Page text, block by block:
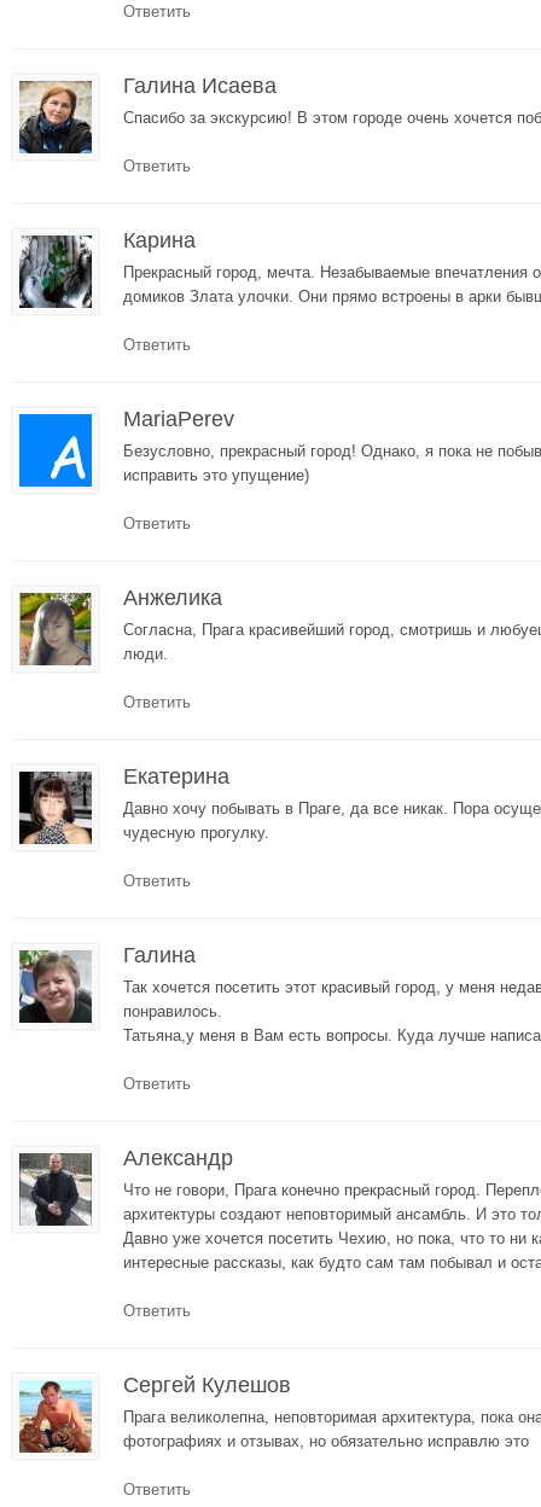
Ответить
Галина Исаева
Спасибо за экскурсию! В этом городе очень хочется
Ответить
Карина
Прекрасный город, мечта. Незабываемые впечатления
домиков Злата улочки. Они прямо встроены в арки
Ответить
MariaPerev
Безусловно, прекрасный город! Однако, я пока не
исправить это упущение)
Ответить
Анжелика
Согласна, Прага красивейший город, смотришь и
люди.
Ответить
Екатерина
Давно хочу побывать в Праге, да все никак. Пора
чудесную прогулку.
Ответить
Галина
Так хочется посетить этот красивый город, у меня
понравилось.
Татьяна,у меня в Вам есть вопросы. Куда лучше
Ответить
Александр
Что не говори, Прага конечно прекрасный город.
архитектуры создают неповторимый ансамбль. И это
Давно уже хочется посетить Чехию, но пока, что то ни
интересные рассказы, как будто сам там побывал и
Ответить
Сергей Кулешов
Прага великолепна, неповторимая архитектура, пока
фотографиях и отзывах, но обязательно исправлю это
Ответить